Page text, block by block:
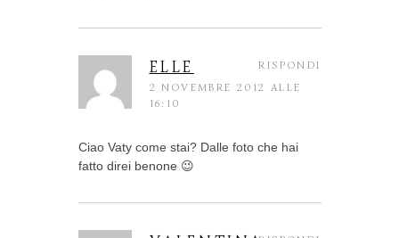
ELLE
2 NOVEMBRE 2012 ALLE
16:10
Ciao Vaty come stai? Dalle foto che hai
fatto direi benone 😉
RISPONDI